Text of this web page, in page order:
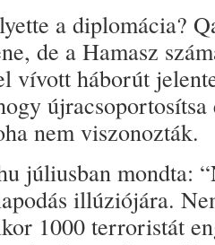
a diplomácia?
de a Hamasz
vívott háborút
nem viszonozták.
júliusban mondta:
illúziójára.
1000 terroristát